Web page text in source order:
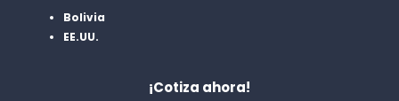
Bolivia
EE.UU.
¡Cotiza ahora!